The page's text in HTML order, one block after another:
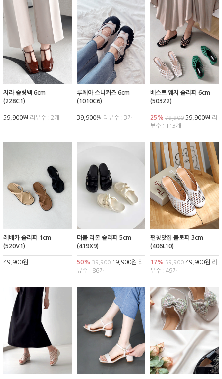
지라 슬링백 6cm
(228C1)
59,900원 리뷰수 : 2개
루체아 스니커즈 6cm
(1010C6)
39,900원 리뷰수 : 3개
베스트 웨지 슬리퍼 6cm
(503Z2)
25% 79,90059,900원 리
뷰수 : 113개
레베카 슬리퍼 1cm
(520V1)
49,900원
더블 리본 슬리퍼 5cm
(419X9)
50% 39,90019,900원 리
뷰수 : 86개
펀칭맛집 블로퍼 3cm
(406L10)
17% 59,90049,900원 리
뷰수 : 49개